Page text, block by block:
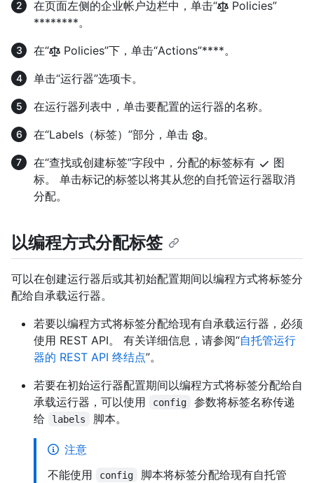
在页面左侧的企业帐户边栏中，单击“
Policies”
********。
在“
Policies”下，单击“Actions”****。
单击“运行器”选项卡。
在运行器列表中，单击要配置的运行器的名称。
在“Labels（标签）”部分，单击
。
在“查找或创建标签”字段中，分配的标签标有
图
标。 单击标记的标签以将其从您的自托管运行器取消
分配。
以编程方式分配标签
可以在创建运行器后或其初始配置期间以编程方式将标签分
配给自承载运行器。
若要以编程方式将标签分配给现有自承载运行器，必须
使用 REST API。 有关详细信息，请参阅“自托管运行
器的 REST API 终结点”。
若要在初始运行器配置期间以编程方式将标签分配给自
承载运行器，可以使用
config
参数将标签名称传递
给
labels 脚本。
注意
不能使用
config
脚本将标签分配给现有自托管